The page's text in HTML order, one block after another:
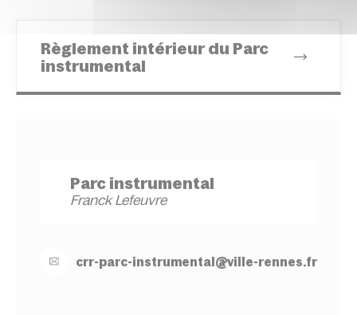
Règlement intérieur du Parc
instrumental
Parc instrumental
Franck Lefeuvre
crr-parc-instrumental@ville-rennes.fr